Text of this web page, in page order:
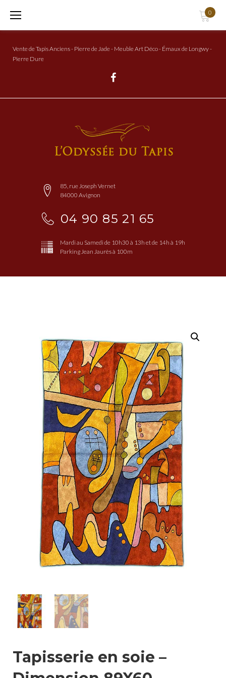
0
Vente de Tapis Anciens - Pierre de Jade - Meuble Art Déco - Émaux de Longwy -
Pierre Dure
85, rue Joseph Vernet
84000 Avignon
04 90 85 21 65
Mardi au Samedi de 10h30 à 13h et de 14h à 19h
Parking Jean Jaurès à 100m
Tapisserie en soie –